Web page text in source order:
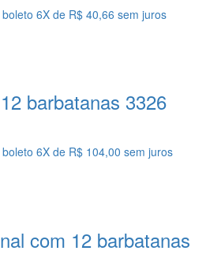
6X de R$ 40,66 sem juros
barbatanas 3326
6X de R$ 104,00 sem juros
com 12 barbatanas